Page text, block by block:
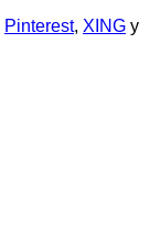
Pinterest, XING y